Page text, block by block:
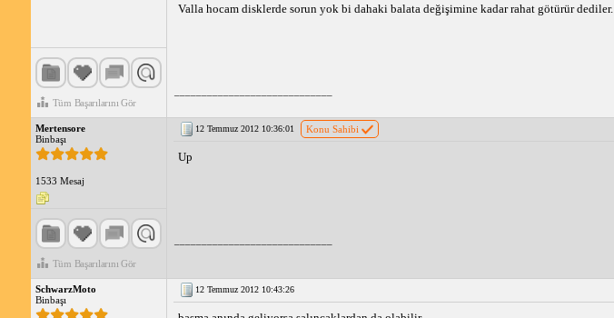
Tüm Başarılarını Gör
Valla hocam disklerde sorun yok bi dahaki balata değişimine kadar rahat götürür dediler.
Mertensore
Binbaşı
1533 Mesaj
Tüm Başarılarını Gör
12 Temmuz 2012 10:36:01 Konu Sahibi
Up
SchwarzMoto
Binbaşı
12 Temmuz 2012 10:43:26